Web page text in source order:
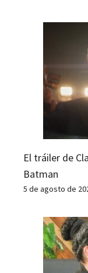
El tráiler de
Batman
5 de agosto de